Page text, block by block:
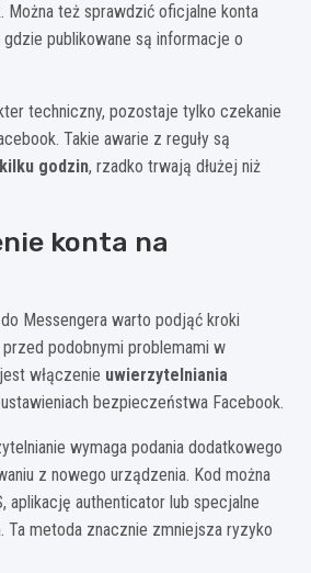
Można też sprawdzić oficjalne konta
publikowane są informacje o
techniczny, pozostaje tylko czekanie
Takie awarie z reguły są
kilku godzin, rzadko trwają dłużej niż
konta na
Messengera warto podjąć kroki
podobnymi problemami w
włączenie uwierzytelniania
bezpieczeństwa Facebook.
wymaga podania dodatkowego
z nowego urządzenia. Kod można
aplikację authenticator lub specjalne
metoda znacznie zmniejsza ryzyko